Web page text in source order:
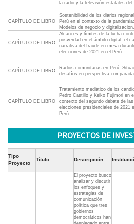
la radio y la televisión estatales del
CAPÍTULO DE LIBRO
Sostenibilidad de los diarios
Perú en el contexto de la pandemia:
Modelos de negocio y digitalización.
CAPÍTULO DE LIBRO
Alcances y límites de la lucha
posverdad en el ámbito digital: el
narrativa del fraude en mesa
elecciones de 2021 en el Perú.
CAPÍTULO DE LIBRO
Radios comunitarias en Perú:
desafíos en perspectiva
CAPÍTULO DE LIBRO
Tratamiento mediático de los
Pedro Castillo y Keiko Fujimori en el
contexto del segundo debate de las
elecciones presidenciales de 2021
Perú
PROYECTOS DE
Tipo
Proyecto
Título Descripción
El proyecto buscó
analizar y discutir
los enfoques y
estrategias de
comunicación
política que tres
gobiernos
democráticos han